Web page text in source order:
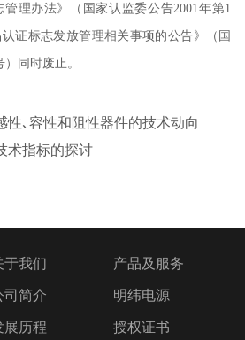
理办法》（国家认监委公告2001年第1
证标志发放管理相关事项的公告》（国
同时废止。
性､容性和阻性器件的技术动向
术指标的探讨
于我们
司简介
展历程
产品及服务
明纬电源
授权证书